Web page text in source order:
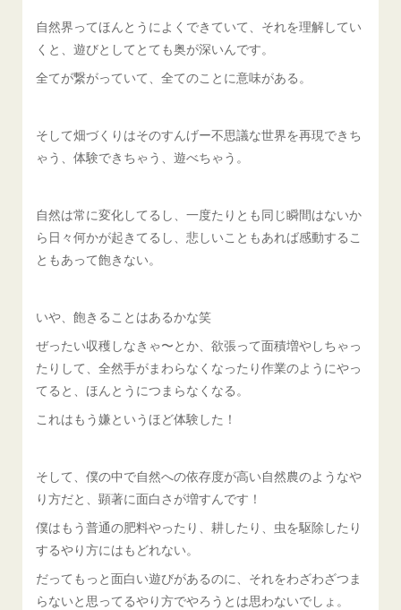
自然界ってほんとうによくできていて、それを理解してい
くと、遊びとしてとても奥が深いんです。
全てが繋がっていて、全てのことに意味がある。
そして畑づくりはそのすんげー不思議な世界を再現できち
ゃう、体験できちゃう、遊べちゃう。
自然は常に変化してるし、一度たりとも同じ瞬間はないか
ら日々何かが起きてるし、悲しいこともあれば感動するこ
ともあって飽きない。
いや、飽きることはあるかな笑
ぜったい収穫しなきゃ〜とか、欲張って面積増やしちゃっ
たりして、全然手がまわらなくなったり作業のようにやっ
てると、ほんとうにつまらなくなる。
これはもう嫌というほど体験した！
そして、僕の中で自然への依存度が高い自然農のようなや
り方だと、顕著に面白さが増すんです！
僕はもう普通の肥料やったり、耕したり、虫を駆除したり
するやり方にはもどれない。
だってもっと面白い遊びがあるのに、それをわざわざつま
らないと思ってるやり方でやろうとは思わないでしょ。